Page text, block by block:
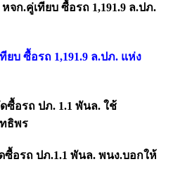
จก.คู่เทียบ ซื้อรถ 1,191.9 ล.ปภ.
บ ซื้อรถ 1,191.9 ล.ปภ. แห่ง
ซื้อรถ ปภ. 1.1 พันล. ใช้
ธิพร
ซื้อรถ ปภ.1.1 พันล. พนง.บอกให้